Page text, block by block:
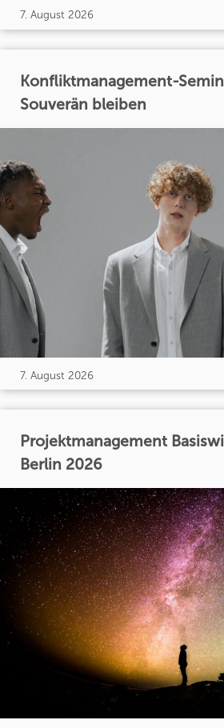
7. August 2026
Konfliktmanagement-
Souverän bleiben
7. August 2026
Projektmanagement
Berlin 2026